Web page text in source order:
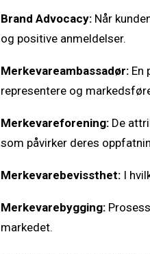
Brand Advocacy: Når
og positive anmeldelser.
Merkevareambassadør: En
representere og
Merkevareforening: De
som påvirker deres
Merkevarebevissthet: I
Merkevarebygging:
markedet.